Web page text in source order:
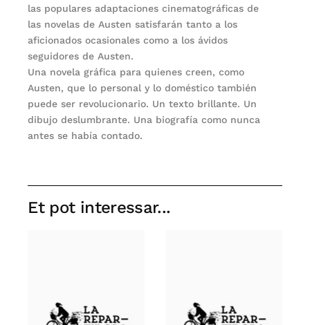
las populares adaptaciones cinematográficas de
las novelas de Austen satisfarán tanto a los
aficionados ocasionales como a los ávidos
seguidores de Austen.
Una novela gráfica para quienes creen, como
Austen, que lo personal y lo doméstico también
puede ser revolucionario. Un texto brillante. Un
dibujo deslumbrante. Una biografía como nunca
antes se había contado.
Et pot interessar...